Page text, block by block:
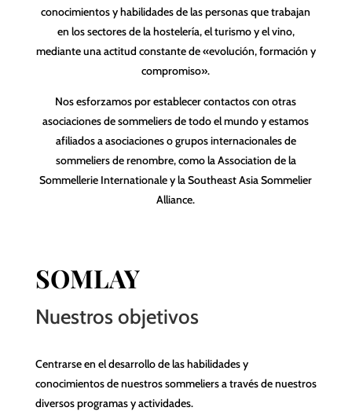
conocimientos y habilidades de las personas que trabajan
en los sectores de la hostelería, el turismo y el vino,
mediante una actitud constante de «evolución, formación y
compromiso».
Nos esforzamos por establecer contactos con otras
asociaciones de sommeliers de todo el mundo y estamos
afiliados a asociaciones o grupos internacionales de
sommeliers de renombre, como la Association de la
Sommellerie Internationale y la Southeast Asia Sommelier
Alliance.
SOMLAY
Nuestros objetivos
Centrarse en el desarrollo de las habilidades y
conocimientos de nuestros sommeliers a través de nuestros
diversos programas y actividades.